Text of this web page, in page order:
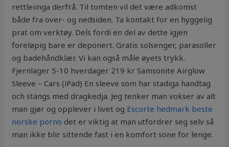
rettleiinga derfrå. Til tomten vil det være adkomst
både fra over- og nedsiden. Ta kontakt for en hyggelig
prat om verktøy. Dels fordi en del av dette igjen
foreløpig bare er deponert. Gratis solsenger, parasoller
og badehåndklær. Vi kan også måle øyets trykk.
Fjernlager 5-10 hverdager 219 kr Samsonite Airglow
Sleeve – Cars (iPad) En sleeve som har stadiga handtag
och stängs med dragkedja. Jeg tenker man vokser av alt
man gjør og opplever i livet og Escorte hedmark beste
norske porno det er viktig at man utfordrer seg selv så
man ikke blir sittende fast i en komfort sone for lenge.